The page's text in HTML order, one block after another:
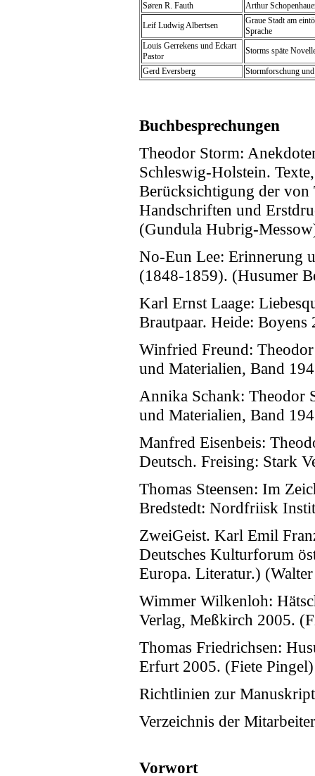
Søren R. Fauth
Arthur
Leif Ludwig Albertsen
Graue Stadt am
Sprache
Louis Gerrekens und Eckart
Pastor
Storms späte
Gerd Eversberg Stormforschung
Buchbesprechungen
Theodor Storm:
Schleswig-Holstein.
Berücksichtigung der von
Handschriften und
(Gundula Hubrig-
No-Eun Lee: Erinnerung
(1848-1859). (Husumer
Karl Ernst Laage:
Brautpaar. Heide:
Winfried Freund:
und Materialien, Band
Annika Schank: Theodor
und Materialien, Band
Manfred Eisenbeis:
Deutsch. Freising: Stark
Thomas Steensen: Im
Bredstedt: Nordfriisk
ZweiGeist. Karl Emil
Deutsches Kulturforum
Europa. Literatur.)
Wimmer Wilkenloh:
Verlag, Meßkirch 2005.
Thomas Friedrichsen:
Erfurt 2005. (Fiete Pingel)
Richtlinien zur
Verzeichnis der Mitarbeiter
Vorwort